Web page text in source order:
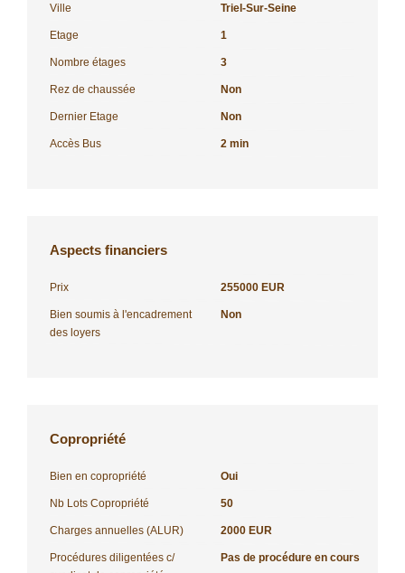
Ville Triel-Sur-Seine
Etage 1
Nombre étages 3
Rez de chaussée Non
Dernier Etage Non
Accès Bus 2 min
Aspects financiers
Prix 255000 EUR
Bien soumis à l'encadrement
des loyers
Non
Copropriété
Bien en copropriété Oui
Nb Lots Copropriété 50
Charges annuelles (ALUR) 2000 EUR
Procédures diligentées c/
Pas de procédure en cours